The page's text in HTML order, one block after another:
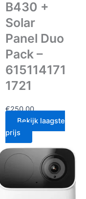
B430 +
Solar
Panel Duo
Pack –
615114171
1721
€250.00
Bekijk laagste
prijs